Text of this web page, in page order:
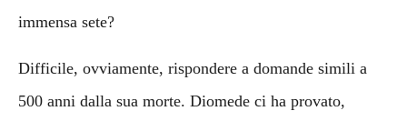
immensa sete?
Difficile, ovviamente, rispondere a domande simili a
500 anni dalla sua morte. Diomede ci ha provato,